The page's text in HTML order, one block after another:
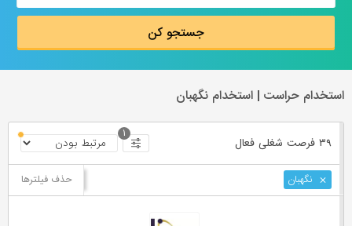
جستجو کن
استخدام حراست | استخدام نگهبان
۳۹ فرصت ‌شغلی فعال
۱
نگهبان حذف فیلترها